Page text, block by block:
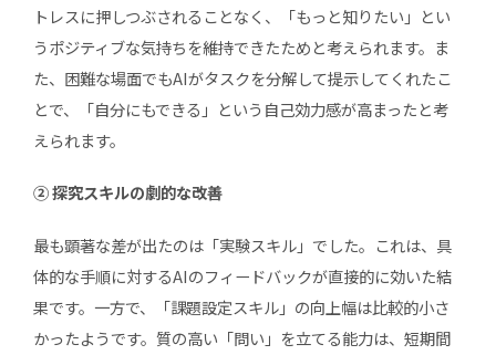
トレスに押しつぶされることなく、「もっと知りたい」とい
うポジティブな気持ちを維持できたためと考えられます。ま
た、困難な場面でもAIがタスクを分解して提示してくれたこ
とで、「自分にもできる」という自己効力感が高まったと考
えられます。
② 探究スキルの劇的な改善
最も顕著な差が出たのは「実験スキル」でした。これは、具
体的な手順に対するAIのフィードバックが直接的に効いた結
果です。一方で、「課題設定スキル」の向上幅は比較的小さ
かったようです。質の高い「問い」を立てる能力は、短期間